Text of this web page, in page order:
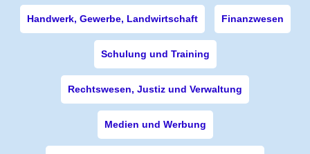
Handwerk, Gewerbe, Landwirtschaft Finanzwesen
Schulung und Training
Rechtswesen, Justiz und Verwaltung
Medien und Werbung